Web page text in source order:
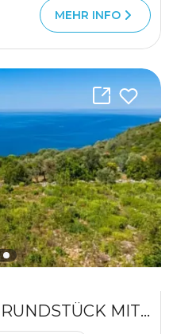
MEHR INFO
EXKLUSIVES BAUGRUNDSTÜCK MIT MEERBLICK IN KRIMOVICA – EINE ERSTKLASSIGE INVESTITION